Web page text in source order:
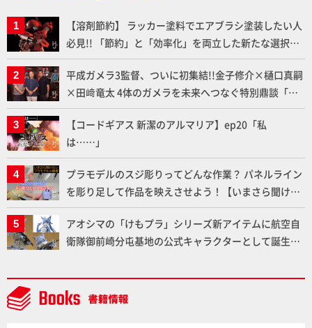
【溶剤節約】 ラッカー塗料でエアブラシ塗装したい人
必見!! 「節約」と「効率化」を両立した新たな選択肢
「カートリッジ式エアーブラシ FLYER-SR2」の使い心
地を「HG ブルーティッシュドッグ」で検証！
平成ガメラ3監督、ついに初集結!!金子修介×樋口真嗣
×田﨑竜太 4体のガメラを未来へつなぐ特別鼎談「ガ
メラ永久保存化プロジェクト FINAL」
【コードギアス 新潔のアルマリア】ep20「私
は……」
プラモデルのスジ彫りってどんな作業？ パネルライン
を彫り足して作品を映えさせよう！【いまさら聞けな
いプラモデルの基礎：スジ彫りとパネルライン】
アオシマの「けもプラ」シリーズ新アイテムに航空自
衛隊御前崎分屯基地の公式キャラクターとして誕生し
通常版の2ラインで発売！